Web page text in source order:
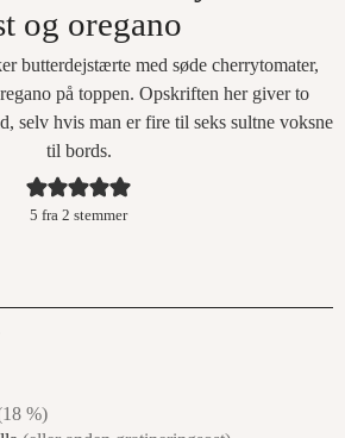
og oregano
butterdejstærte med søde cherrytomater,
på toppen. Opskriften her giver to
selv hvis man er fire til seks sultne voksne
til bords.
5 fra 2 stemmer
%)